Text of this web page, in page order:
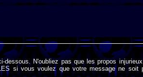
dessous. N'oubliez pas que les propos
si vous voulez que votre message ne soit